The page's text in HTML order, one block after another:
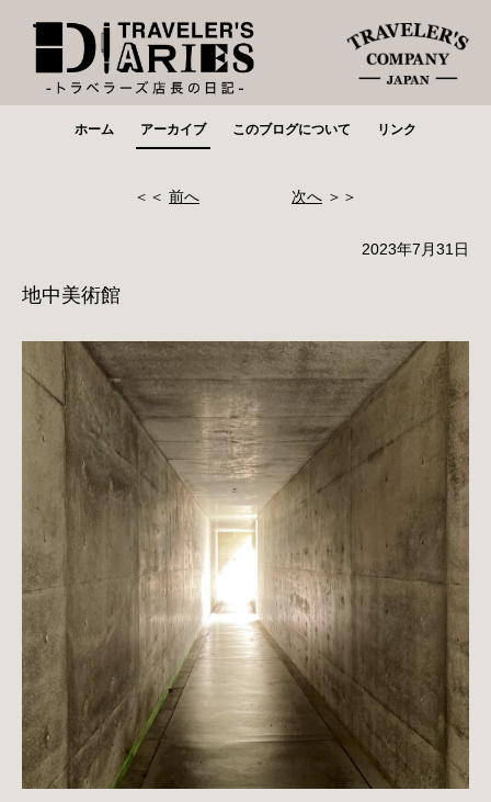
ホーム アーカイブ このブログについて リンク
＜＜ 前へ 次へ ＞＞
2023年7月31日
地中美術館